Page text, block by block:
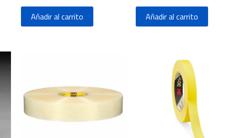
Añadir al carrito Añadir al carrito